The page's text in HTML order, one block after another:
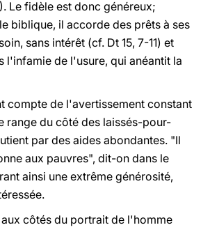
Le fidèle est donc généreux;
biblique, il accorde des prêts à ses
sans intérêt (cf. Dt 15, 7-11) et
l'infamie de l'usure, qui anéantit la
compte de l'avertissement constant
range du côté des laissés-pour-
par des aides abondantes. "Il
aux pauvres", dit-on dans le
ainsi une extrême générosité,
aux côtés du portrait de l'homme